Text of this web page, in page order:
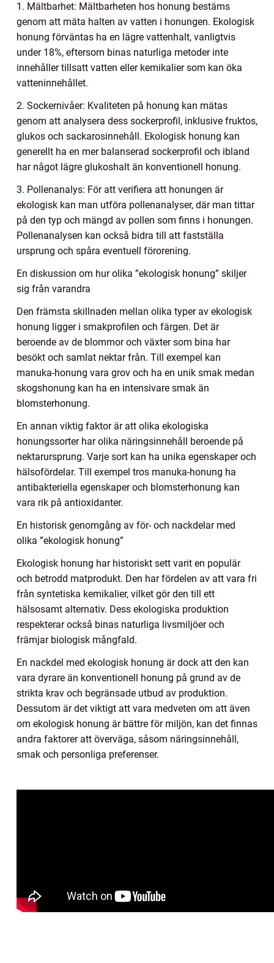
1. Mältbarhet: Mältbarheten hos honung bestäms
genom att mäta halten av vatten i honungen. Ekologisk
honung förväntas ha en lägre vattenhalt, vanligtvis
under 18%, eftersom binas naturliga metoder inte
innehåller tillsatt vatten eller kemikalier som kan öka
vatteninnehållet.
2. Sockernivåer: Kvaliteten på honung kan mätas
genom att analysera dess sockerprofil, inklusive fruktos,
glukos och sackarosinnehåll. Ekologisk honung kan
generellt ha en mer balanserad sockerprofil och ibland
har något lägre glukoshalt än konventionell honung.
3. Pollenanalys: För att verifiera att honungen är
ekologisk kan man utföra pollenanalyser, där man tittar
på den typ och mängd av pollen som finns i honungen.
Pollenanalysen kan också bidra till att fastställa
ursprung och spåra eventuell förorening.
En diskussion om hur olika ”ekologisk honung” skiljer
sig från varandra
Den främsta skillnaden mellan olika typer av ekologisk
honung ligger i smakprofilen och färgen. Det är
beroende av de blommor och växter som bina har
besökt och samlat nektar från. Till exempel kan
manuka-honung vara grov och ha en unik smak medan
skogshonung kan ha en intensivare smak än
blomsterhonung.
En annan viktig faktor är att olika ekologiska
honungssorter har olika näringsinnehåll beroende på
nektarursprung. Varje sort kan ha unika egenskaper och
hälsofördelar. Till exempel tros manuka-honung ha
antibakteriella egenskaper och blomsterhonung kan
vara rik på antioxidanter.
En historisk genomgång av för- och nackdelar med
olika ”ekologisk honung”
Ekologisk honung har historiskt sett varit en populär
och betrodd matprodukt. Den har fördelen av att vara fri
från syntetiska kemikalier, vilket gör den till ett
hälsosamt alternativ. Dess ekologiska produktion
respekterar också binas naturliga livsmiljöer och
främjar biologisk mångfald.
En nackdel med ekologisk honung är dock att den kan
vara dyrare än konventionell honung på grund av de
strikta krav och begränsade utbud av produktion.
Dessutom är det viktigt att vara medveten om att även
om ekologisk honung är bättre för miljön, kan det finnas
andra faktorer att överväga, såsom näringsinnehåll,
smak och personliga preferenser.